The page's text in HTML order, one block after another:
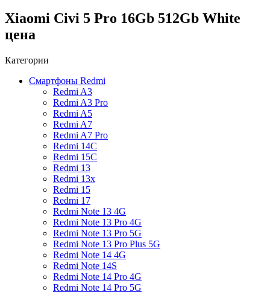
Xiaomi Civi 5 Pro 16Gb 512Gb White
цена
Категории
Смартфоны Redmi
Redmi A3
Redmi A3 Pro
Redmi A5
Redmi A7
Redmi A7 Pro
Redmi 14C
Redmi 15C
Redmi 13
Redmi 13x
Redmi 15
Redmi 17
Redmi Note 13 4G
Redmi Note 13 Pro 4G
Redmi Note 13 Pro 5G
Redmi Note 13 Pro Plus 5G
Redmi Note 14 4G
Redmi Note 14S
Redmi Note 14 Pro 4G
Redmi Note 14 Pro 5G